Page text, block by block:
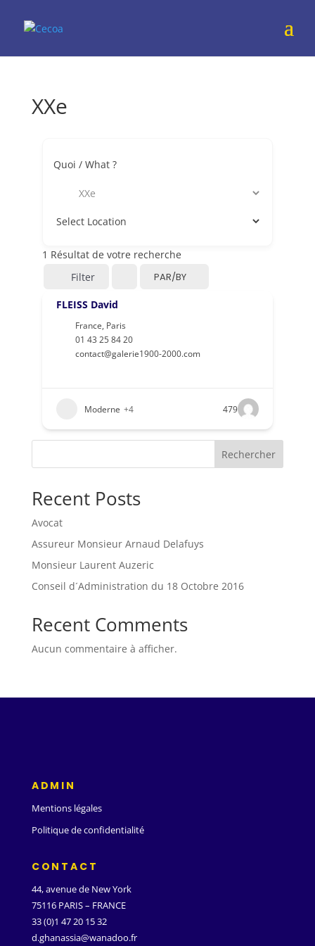
XXe
Quoi / What ?
1 Résultat de votre recherche
Filter
PAR/BY
FLEISS David
France, Paris
01 43 25 84 20
contact@galerie1900-2000.com
Moderne +4 479
Rechercher
Recent Posts
Avocat
Assureur Monsieur Arnaud Delafuys
Monsieur Laurent Auzeric
Conseil d´Administration du 18 Octobre 2016
Recent Comments
Aucun commentaire à afficher.
ADMIN
Mentions légales
Politique de confidentialité
CONTACT
44, avenue de New York
75116 PARIS – FRANCE
33 (0)1 47 20 15 32
d.ghanassia@wanadoo.fr